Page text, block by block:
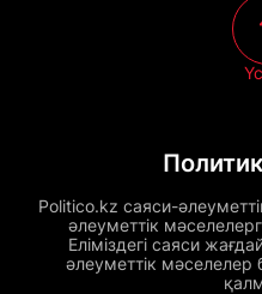
Politico.kz саяси-
әлеуметтік
Еліміздегі саяси
әлеуметтік мәселелер